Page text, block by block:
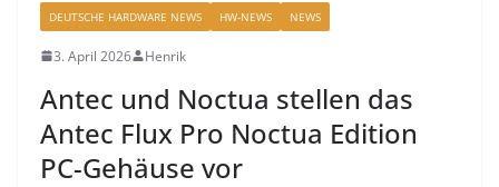
DEUTSCHE HARDWARE NEWS HW-NEWS NEWS
3. April 2026 Henrik
Antec und Noctua stellen das
Antec Flux Pro Noctua Edition
PC-Gehäuse vor